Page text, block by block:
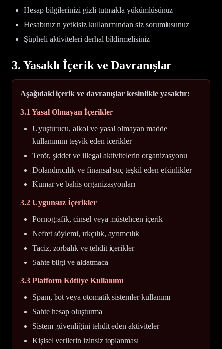
Hesap bilgilerinizi gizli tutmakla yükümlüsünüz
Hesabınızın yetkisiz kullanımından siz sorumlusunuz
Şüpheli aktiviteleri derhal bildirmelisiniz
3. Yasaklı İçerik ve Davranışlar
Aşağıdaki içerik ve davranışlar kesinlikle yasaktır:
3.1 Yasal Olmayan İçerikler
Uyuşturucu, alkol ve yasal olmayan madde
kullanımını teşvik eden içerikler
Terör, şiddet ve illegal aktivitelerin organizasyonu
Dolandırıcılık ve finansal suç teşkil eden etkinlikler
Kumar ve bahis organizasyonları
3.2 Uygunsuz İçerikler
Pornografik, cinsel veya müstehcen içerik
Nefret söylemi, ırkçılık, ayrımcılık
Taciz, zorbalık ve tehdit içerikler
Sahte bilgi ve aldatmaca
3.3 Platform Kötüye Kullanımı
Spam, bot veya otomatik sistemler kullanımı
Sahte hesap oluşturma
Sistem güvenliğini tehdit eden aktiviteler
Kişisel verilerin izinsiz toplanması